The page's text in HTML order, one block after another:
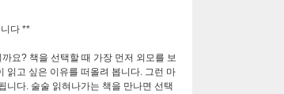
다 **
요? 책을 선택할 때 가장 먼저 외모를 보
읽고 싶은 이유를 떠올려 봅니다. 그런 마
니다. 술술 읽혀나가는 책을 만나면 선택